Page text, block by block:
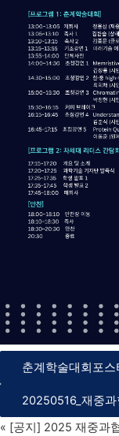
춘계학술대회포
20250516_재중
« [공지] 2025 재중과